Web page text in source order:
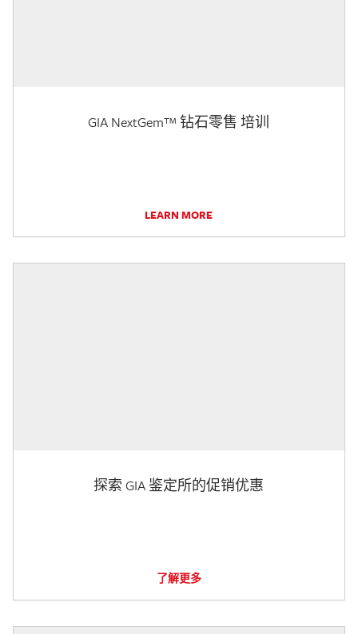
GIA NextGem™ 钻石零售 培训
LEARN MORE
探索 GIA 鉴定所的促销优惠
了解更多